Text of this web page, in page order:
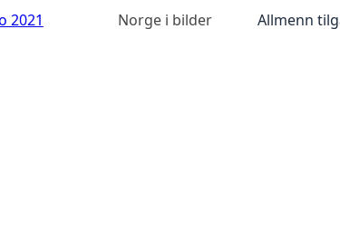
2021 Norge i bilder Allmenn